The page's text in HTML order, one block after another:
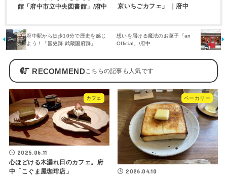
館「府中市立中央図書館」/府中
京いちごカフェ」 ｜府中
府中駅から徒歩10分で歴史を感じ
よう！「国史跡 武蔵国府跡」
想いを届ける魔法のお菓子「an
Official」/府中
RECOMMEND
カフェ
2025.06.11
心ほどける木漏れ日のカフェ。府
中「こぐま屋珈琲店」
ベーカリー
2026.04.10